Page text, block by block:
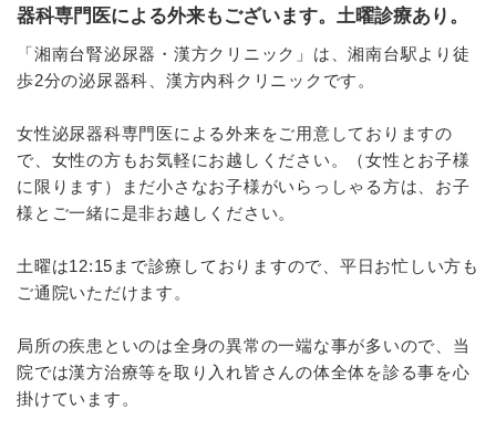
器科専門医による外来もございます。土曜診療あり。
「湘南台腎泌尿器・漢方クリニック」は、湘南台駅より徒
歩2分の泌尿器科、漢方内科クリニックです。
女性泌尿器科専門医による外来をご用意しておりますの
で、女性の方もお気軽にお越しください。（女性とお子様
に限ります）まだ小さなお子様がいらっしゃる方は、お子
様とご一緒に是非お越しください。
土曜は12:15まで診療しておりますので、平日お忙しい方も
ご通院いただけます。
局所の疾患といのは全身の異常の一端な事が多いので、当
院では漢方治療等を取り入れ皆さんの体全体を診る事を心
掛けています。